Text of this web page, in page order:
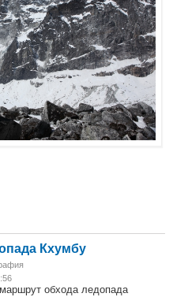
Кхумбу
обхода ледопада